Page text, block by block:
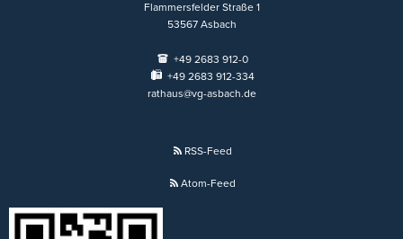
Flammersfelder Straße 1
53567 Asbach
+49 2683 912-0
+49 2683 912-334
rathaus@vg-asbach.de
RSS-Feed
Atom-Feed